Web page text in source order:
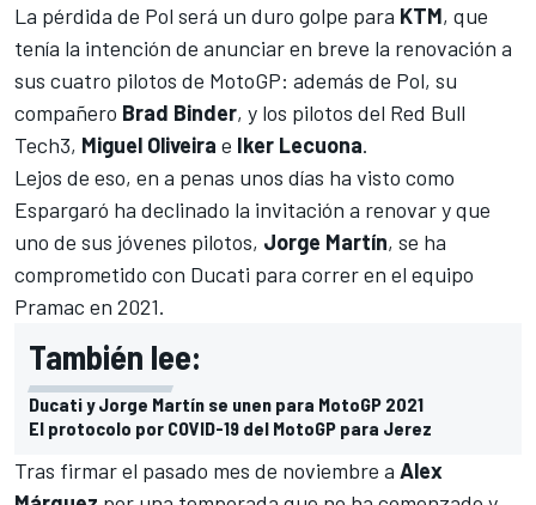
La pérdida de Pol será un duro golpe para KTM, que
tenía la intención de anunciar en breve la renovación a
sus cuatro pilotos de MotoGP: además de Pol, su
compañero Brad Binder, y los pilotos del Red Bull
Tech3, Miguel Oliveira e Iker Lecuona.
Lejos de eso, en a penas unos días ha visto como
Espargaró ha declinado la invitación a renovar y que
uno de sus jóvenes pilotos, Jorge Martín, se ha
comprometido con Ducati para correr en el equipo
Pramac en 2021.
También lee:
Ducati y Jorge Martín se unen para MotoGP 2021
El protocolo por COVID-19 del MotoGP para Jerez
Tras firmar el pasado mes de noviembre a Alex